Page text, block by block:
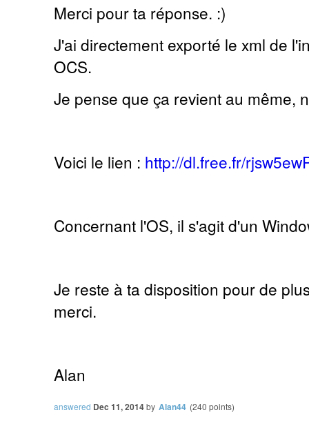
Merci pour ta réponse. :)
J'ai directement exporté le xml de
OCS.
Je pense que ça revient au même,
Voici le lien : http://dl.free.fr/
Concernant l'OS, il s'agit d'un
Je reste à ta disposition pour de
merci.
Alan
answered Dec 11, 2014by Alan44 (240 points)